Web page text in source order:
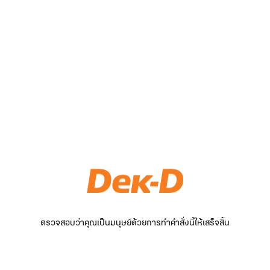
ตรวจสอบว่าคุณเป็นมนุษย์ด้วยการทำคำสั่งนี้ให้เสร็จสิ้น